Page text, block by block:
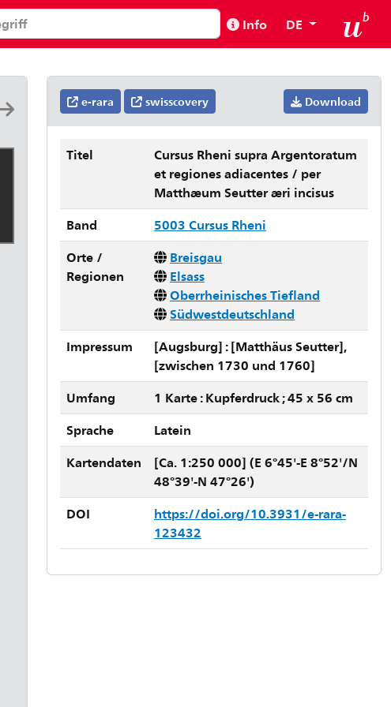
Info DE
e-rara swisscovery Download
Titel
Cursus Rheni supra Argentoratum
et regiones adiacentes / per
Matthæum Seutter æri incisus
Band
5003 Cursus Rheni
Orte /
Regionen
Breisgau
Elsass
Oberrheinisches Tiefland
Südwestdeutschland
Impressum
[Augsburg] : [Matthäus Seutter],
[zwischen 1730 und 1760]
Umfang
1 Karte : Kupferdruck ; 45 x 56 cm
Sprache
Latein
Kartendaten
[Ca. 1:250 000] (E 6°45'-E 8°52'/N
48°39'-N 47°26')
DOI
https://doi.org/10.3931/e-rara-
123432